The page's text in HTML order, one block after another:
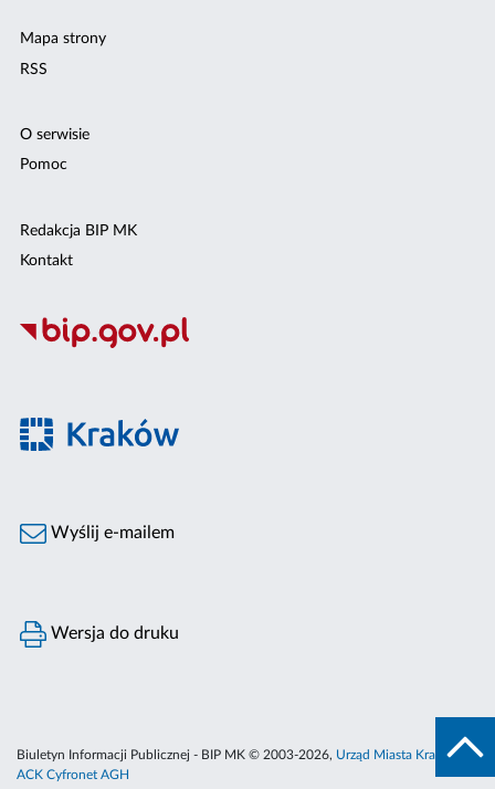
Mapa strony
RSS
O serwisie
Pomoc
Redakcja BIP MK
Kontakt
Wyślij e-mailem
Wersja do druku
Biuletyn Informacji Publicznej - BIP MK © 2003-2026, Urząd Miasta Krakowa
ACK Cyfronet AGH